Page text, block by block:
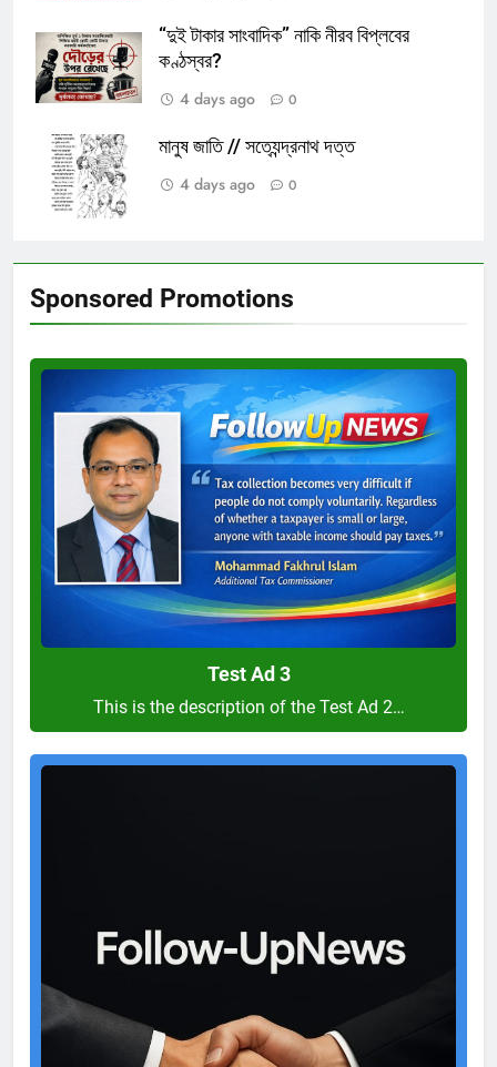
“দুই টাকার সাংবাদিক” নাকি নীরব বিপ্লবের
কণ্ঠস্বর?
4 days ago
0
মানুষ জাতি // সত্যেন্দ্রনাথ দত্ত
4 days ago
0
Sponsored Promotions
Test
Ad
3
Test Ad 3
This is the description of the Test Ad 2…